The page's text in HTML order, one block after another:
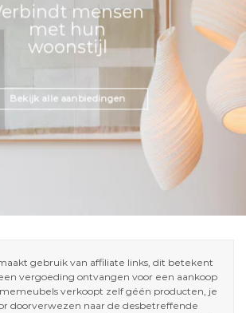
mensen
met hun
woonstijl
Bekijk alle aanbiedingen
gebruik van affiliate links, dit betekent
vergoeding ontvangen voor een aankoop
verkoopt zelf géén producten, je
doorverwezen naar de desbetreffende